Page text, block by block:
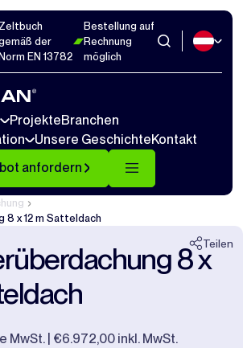
Zeltbuch
der
Norm EN 13782
Bestellung auf
Rechnung
möglich
ProjekteBranchen
Unsere GeschichteKontakt
anfordern
8 x 12 m Satteldach
Teilen
8 x
MwSt. | €6.972,00 inkl. MwSt.
Abmaße1 Videos
Schließen